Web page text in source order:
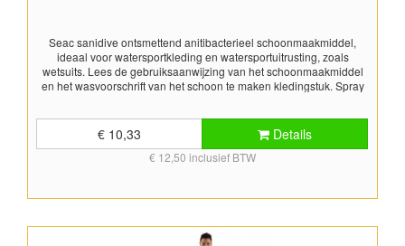
Seac sanidive ontsmettend anitibacterieel schoonmaakmiddel,
ideaal voor watersportkleding en watersportuitrusting, zoals
wetsuits. Lees de gebruiksaanwijzing van het schoonmaakmiddel
en het wasvoorschrift van het schoon te maken kledingstuk. Spray
€ 10,33 Details
€ 12,50 inclusief BTW